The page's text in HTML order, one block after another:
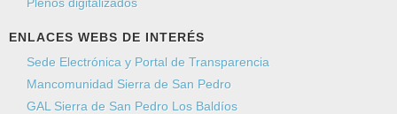
ENLACES WEBS DE INTERÉS
Sede Electrónica y Portal de Transparencia
Mancomunidad Sierra de San Pedro
GAL Sierra de San Pedro Los Baldíos